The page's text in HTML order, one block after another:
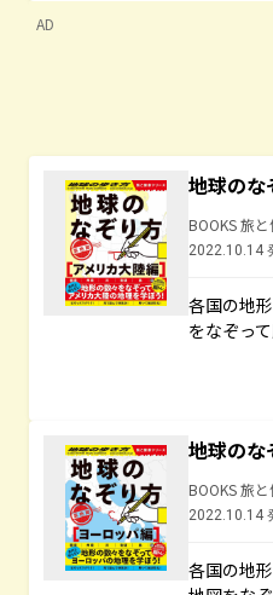
AD
地球の
BOOKS 旅
2022.10.14
各国の地
をなぞっ
地球の
BOOKS 旅
2022.10.14
各国の地